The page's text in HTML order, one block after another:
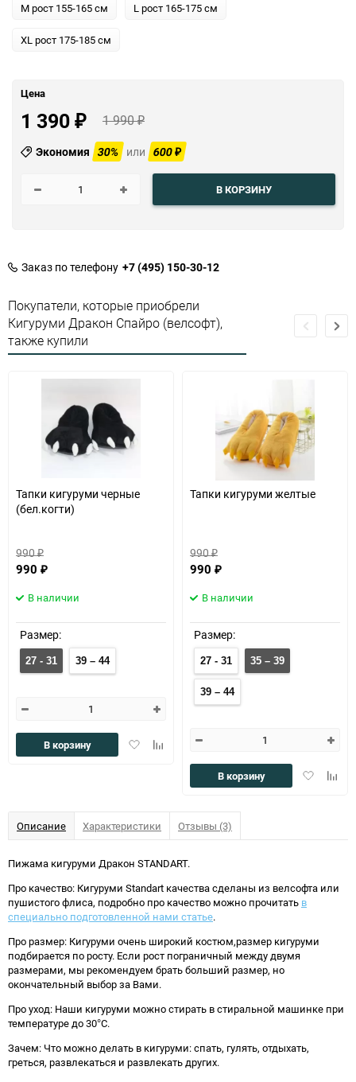
M рост 155-165 см L рост 165-175 см
XL рост 175-185 см
Цена
1 390 ₽ 1 990₽
Экономия 30% или 600₽
В КОРЗИНУ
Заказ по телефону +7 (495) 150-30-12
Покупатели, которые приобрели
Кигуруми Дракон Спайро (велсофт),
также купили
Тапки кигуруми черные
(бел.когти)
990₽
990 ₽
В наличии
Размер:
27 - 31 39 – 44
ДобавитьДобавить
В корзину
Тапки кигуруми желтые
990₽
990 ₽
В наличии
Размер:
27 - 31 35 – 39
39 – 44
Добавить
В корзину
Описание Характеристики Отзывы (3)
Пижама кигуруми Дракон STANDART.
Про качество: Кигуруми Standart качества сделаны из велсофта или
пушистого флиса, подробно про качество можно прочитать в
специально подготовленной нами статье.
Про размер: Кигуруми очень широкий костюм,размер кигуруми
подбирается по росту. Если рост пограничный между двумя
размерами, мы рекомендуем брать больший размер, но
окончательный выбор за Вами.
Про уход: Наши кигуруми можно стирать в стиральной машинке при
температуре до 30°C.
Зачем: Что можно делать в кигуруми: спать, гулять, отдыхать,
греться, развлекаться и развлекать других.